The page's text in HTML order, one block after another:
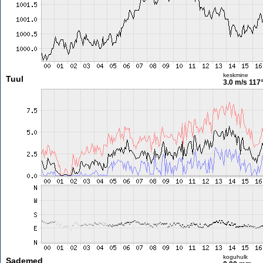
Tuul keskmine
3.0 m/s 117°
Sademed koguhulk